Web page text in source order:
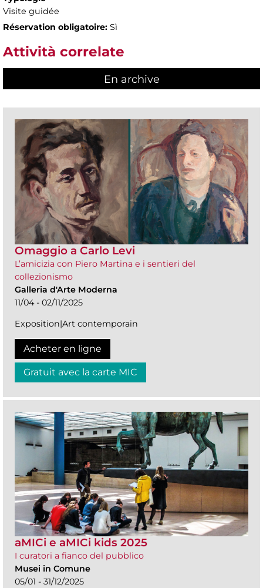
Visite guidée
Réservation obligatoire: Sì
Attività correlate
En archive
Omaggio a Carlo Levi
L’amicizia con Piero Martina e i sentieri del
collezionismo
Galleria d'Arte Moderna
11/04 - 02/11/2025
Exposition|Art contemporain
Acheter en ligne
Gratuit avec la carte MIC
aMICi e aMICi kids 2025
I curatori a fianco del pubblico
Musei in Comune
05/01 - 31/12/2025